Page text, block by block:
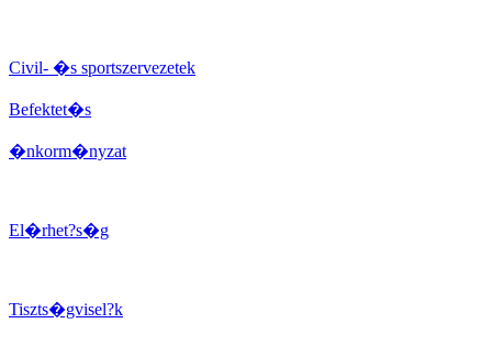
Civil- �s sportszervezetek
Befektet�s
�nkorm�nyzat
El�rhet?s�g
Tiszts�gvisel?k